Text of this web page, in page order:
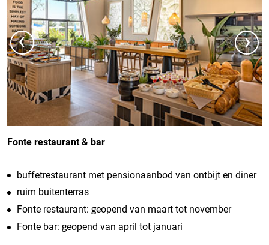
‹ ›
Fonte restaurant & bar
buffetrestaurant met pensionaanbod van ontbijt en diner
ruim buitenterras
Fonte restaurant: geopend van maart tot november
Fonte bar: geopend van april tot januari